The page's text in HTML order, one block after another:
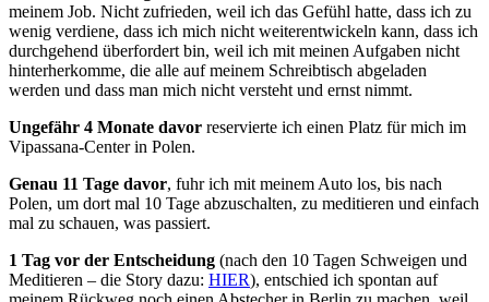
meinem Job. Nicht zufrieden, weil ich das Gefühl hatte, dass ich zu
wenig verdiene, dass ich mich nicht weiterentwickeln kann, dass ich
durchgehend überfordert bin, weil ich mit meinen Aufgaben nicht
hinterherkomme, die alle auf meinem Schreibtisch abgeladen
werden und dass man mich nicht versteht und ernst nimmt.
Ungefähr 4 Monate davor reservierte ich einen Platz für mich im
Vipassana-Center in Polen.
Genau 11 Tage davor, fuhr ich mit meinem Auto los, bis nach
Polen, um dort mal 10 Tage abzuschalten, zu meditieren und einfach
mal zu schauen, was passiert.
1 Tag vor der Entscheidung (nach den 10 Tagen Schweigen und
Meditieren – die Story dazu: HIER), entschied ich spontan auf